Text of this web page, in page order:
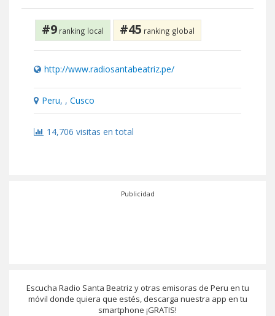
#9 ranking local #45 ranking global
http://www.radiosantabeatriz.pe/
Peru, , Cusco
14,706 visitas en total
Publicidad
Escucha Radio Santa Beatriz y otras emisoras de Peru en tu
móvil donde quiera que estés, descarga nuestra app en tu
smartphone ¡GRATIS!